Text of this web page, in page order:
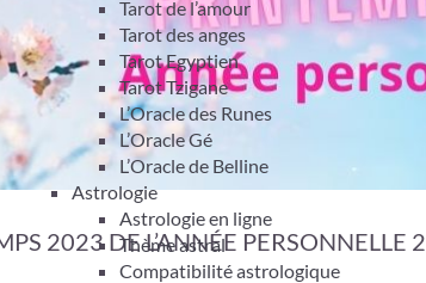
Tarot de l’amour
Tarot des anges
Tarot Egyptien
Tarot Tzigane
L’Oracle des Runes
L’Oracle Gé
L’Oracle de Belline
Astrologie
Astrologie en ligne
Thème astral
Compatibilité astrologique
2023 DE L’ANNÉE PERSONNELLE 2